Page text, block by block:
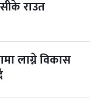
राउत
लाग्ने विकास